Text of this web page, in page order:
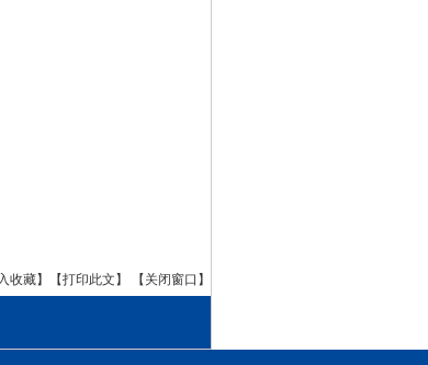
收藏】 【打印此文】 【关闭窗口】